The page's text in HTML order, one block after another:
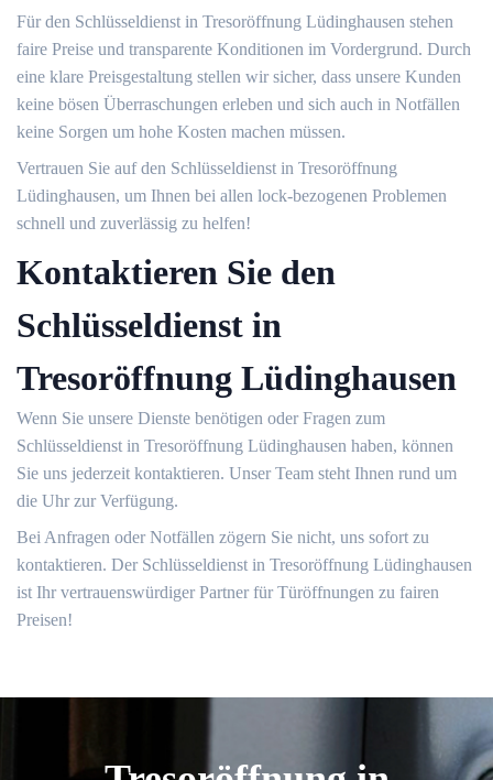
Für den Schlüsseldienst in Tresoröffnung Lüdinghausen stehen
faire Preise und transparente Konditionen im Vordergrund.​ Durch
eine klare Preisgestaltung stellen wir sicher, dass unsere Kunden
keine bösen Überraschungen erleben und sich auch in Notfällen
keine Sorgen um hohe Kosten machen müssen.​
Vertrauen Sie auf den Schlüsseldienst in Tresoröffnung
Lüdinghausen, um Ihnen bei allen lock-bezogenen Problemen
schnell und zuverlässig zu helfen!​
Kontaktieren Sie den
Schlüsseldienst in
Tresoröffnung Lüdinghausen
Wenn Sie unsere Dienste benötigen oder Fragen zum
Schlüsseldienst in Tresoröffnung Lüdinghausen haben, können
Sie uns jederzeit kontaktieren.​ Unser Team steht Ihnen rund um
die Uhr zur Verfügung.​
Bei Anfragen oder Notfällen zögern Sie nicht, uns sofort zu
kontaktieren.​ Der Schlüsseldienst in Tresoröffnung Lüdinghausen
ist Ihr vertrauenswürdiger Partner für Türöffnungen zu fairen
Preisen!​